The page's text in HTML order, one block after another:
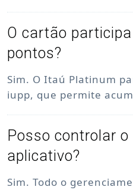
O cartão
pontos?
Sim. O Itaú Platinum
iupp, que permite
Posso controlar
aplicativo?
Sim. Todo o